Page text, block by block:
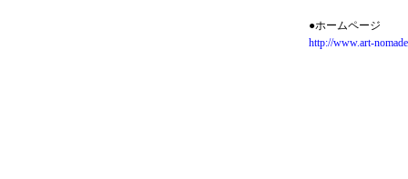
●ホームページ
http://www.art-